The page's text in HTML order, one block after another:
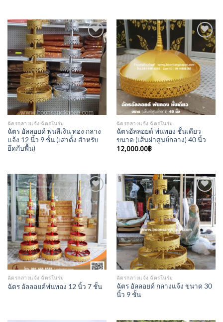
Add to
Wishlist
ฉัตรกลางแจ้ง ฉัตรในร่ม
ฉัตร อัลลอยด์ พ่นสีเงิน ทอง กลาง
แจ้ง 12 นิ้ว 9 ชั้น (เสาตั้ง สำหรับ
ยึดกับพื้น)
Add to
Wishlist
ฉัตรกลางแจ้ง ฉัตรในร่ม
ฉัตรอัลลอยด์ พ่นทอง ชั้นเดียว
ขนาด (เส้นผ่าศูนย์กลาง) 40 นิ้ว
12,000.00฿
Add to
Wishlist
ฉัตรกลางแจ้ง ฉัตรในร่ม
ฉัตร อัลลอยด์พ่นทอง 12 นิ้ว 7 ชั้น
Add to
Wishlist
ฉัตรกลางแจ้ง ฉัตรในร่ม
ฉัตร อัลลอยด์ กลางแจ้ง ขนาด 30
นิ้ว 9 ชั้น